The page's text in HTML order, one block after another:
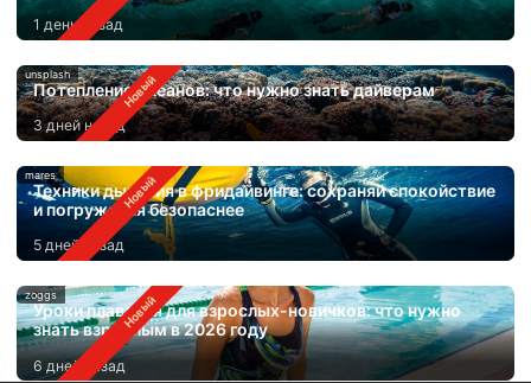
1 день назад
unsplash
Потепление океанов: что нужно знать дайверам
3 дней назад
mares
Техники дыхания в фридайвинге: сохраняй спокойствие
и погружайся безопаснее
5 дней назад
zoggs
Уроки плавания для взрослых-новичков: что нужно
знать взрослым в 2026 году
6 дней назад